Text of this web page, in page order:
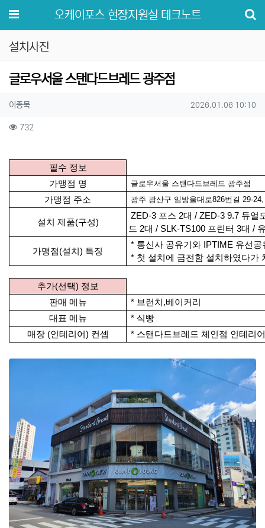
메뉴 오케이포스 현장지원실 테크노트
설치사진
글로우서울 스탠다드브레드 광주점
작성자 정보
이종묵작성 작성일
2026.01.06 10:10
컨텐츠 정보
732
필수 정보
가맹점 명
글로우서울 스탠다드브레드 광주점
가맹점 주소 광주 광산구 임방울대로826번길 29-
설치 제품(구성)
ZED-3 포스 2대 / ZED-3 9.7 듀얼
드 2대 / SLK-TS100 프린터 3대 /
가맹점(설치) 특징
* 통신사 공유기와 IPTIME 유선공
* 첫 설치에 금전함 설치하였다가
추가(선택) 정보
판매 메뉴
* 브런치,베이커리
대표 메뉴
* 식빵
매장 (인테리어) 컨셉
* 스탠다드브레드 체인점 인테리어